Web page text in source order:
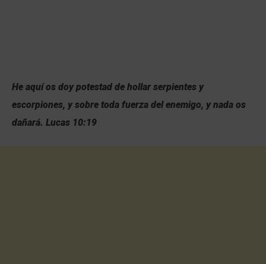
He aquí os doy potestad de hollar serpientes y
escorpiones, y sobre toda fuerza del enemigo, y nada os
dañará. Lucas 10:19